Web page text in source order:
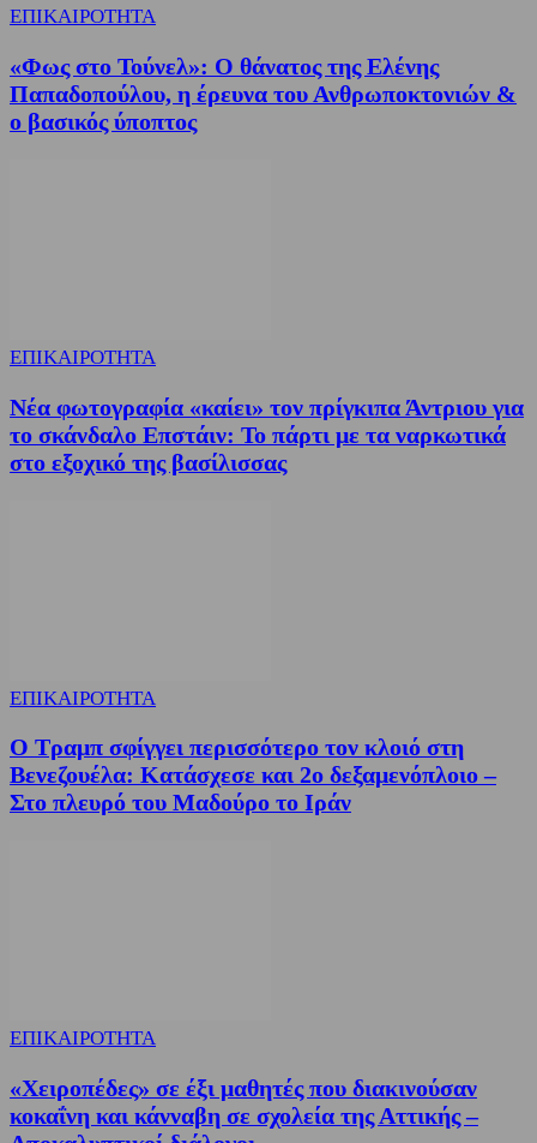
ΕΠΙΚΑΙΡΟΤΗΤΑ
«Φως στο Τούνελ»: Ο θάνατος της Ελένης
Παπαδοπούλου, η έρευνα του Ανθρωποκτονιών &
ο βασικός ύποπτος
ΕΠΙΚΑΙΡΟΤΗΤΑ
Νέα φωτογραφία «καίει» τον πρίγκιπα Άντριου για
το σκάνδαλο Επστάιν: Το πάρτι με τα ναρκωτικά
στο εξοχικό της βασίλισσας
ΕΠΙΚΑΙΡΟΤΗΤΑ
Ο Τραμπ σφίγγει περισσότερο τον κλοιό στη
Βενεζουέλα: Κατάσχεσε και 2ο δεξαμενόπλοιο –
Στο πλευρό του Μαδούρο το Ιράν
ΕΠΙΚΑΙΡΟΤΗΤΑ
«Χειροπέδες» σε έξι μαθητές που διακινούσαν
κοκαΐνη και κάνναβη σε σχολεία της Αττικής –